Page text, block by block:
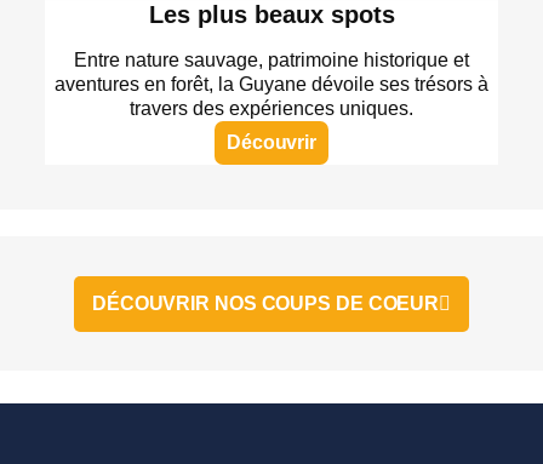
Les plus beaux spots
Entre nature sauvage, patrimoine historique et
aventures en forêt, la Guyane dévoile ses trésors à
travers des expériences uniques.
Découvrir
DÉCOUVRIR NOS COUPS DE COEUR